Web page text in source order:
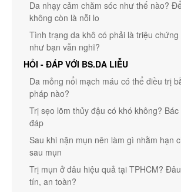
Da nhạy cảm chăm sóc như thế nào?
không còn là nỗi lo
Tình trạng da khô có phải là triệu
như bạn vẫn nghĩ?
HỎI - ĐÁP VỚI BS.DA LIỄU
Da mỏng nổi mạch máu có thể điều trị
pháp nào?
Trị sẹo lõm thủy đậu có khó không?
đáp
Sau khi nặn mụn nên làm gì nhằm hạn
sau mụn
Trị mụn ở đâu hiệu quả tại TPHCM?
tín, an toàn?